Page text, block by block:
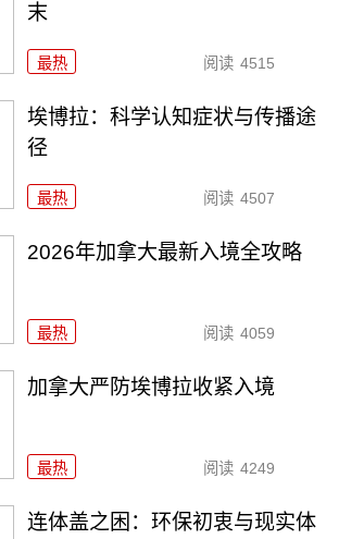
末
最热 阅读 4515
埃博拉：科学认知症状与传播途
径
最热 阅读 4507
2026年加拿大最新入境全攻略
最热 阅读 4059
加拿大严防埃博拉收紧入境
最热 阅读 4249
连体盖之困：环保初衷与现实体